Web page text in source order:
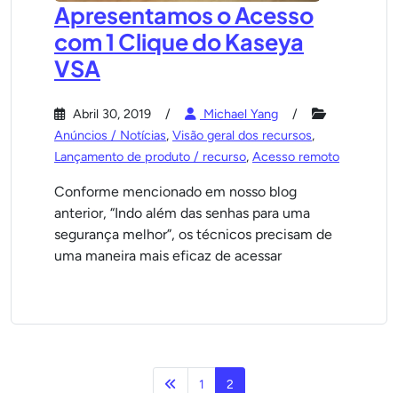
Apresentamos o Acesso
com 1 Clique do Kaseya
VSA
Abril 30, 2019
Michael Yang
Anúncios / Notícias, Visão geral dos recursos,
Lançamento de produto / recurso, Acesso remoto
Conforme mencionado em nosso blog
anterior, “Indo além das senhas para uma
segurança melhor”, os técnicos precisam de
uma maneira mais eficaz de acessar
Anterior
1 2